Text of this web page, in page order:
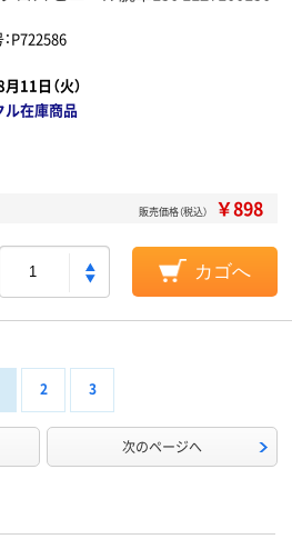
P722586
月11日（火）
ル在庫商品
販売価格（税込） ￥898
カゴへ
2 3
次のページへ